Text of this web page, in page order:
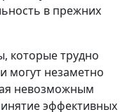
в прежних
которые трудно
могут незаметно
невозможным
эффективных